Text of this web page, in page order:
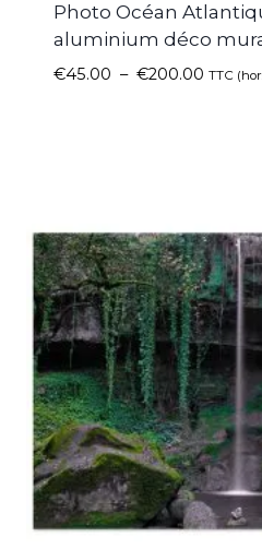
Photo Océan
aluminium déco
€45.00 – €200.00 TTC